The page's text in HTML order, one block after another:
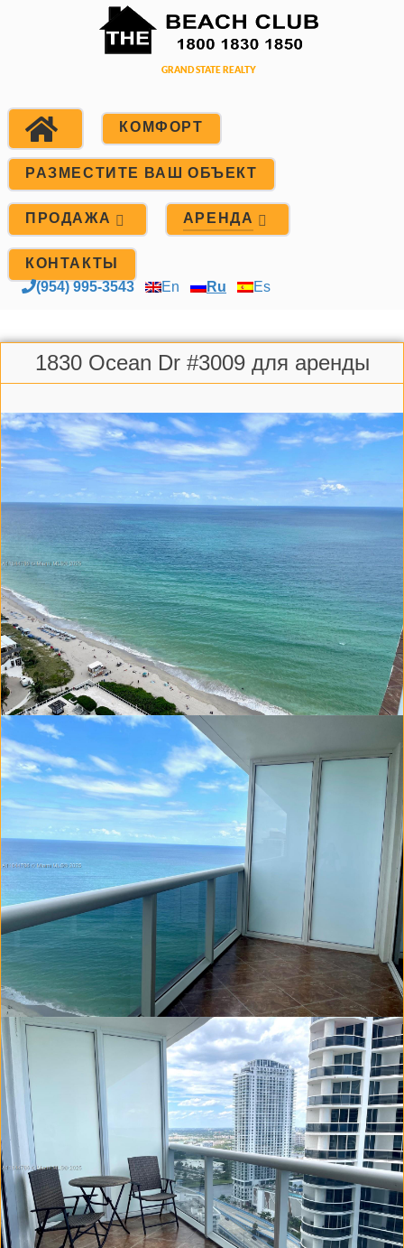
КОМФОРТ
РАЗМЕСТИТЕ ВАШ ОБЪЕКТ
ПРОДАЖА АРЕНДА
КОНТАКТЫ
(954) 995-3543 En Ru Es
1830 Ocean Dr #3009 для аренды